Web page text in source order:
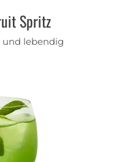
Spritz
und lebendig